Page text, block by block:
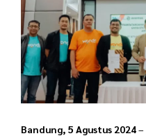
Bandung, 5 Agustus 2024–